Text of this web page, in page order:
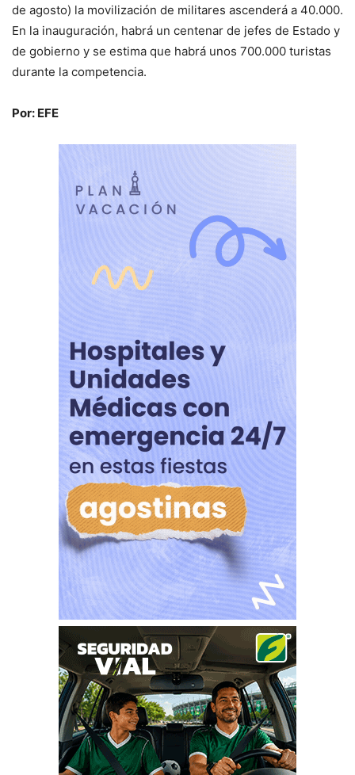
de agosto) la movilización de militares ascenderá a 40.000.
En la inauguración, habrá un centenar de jefes de Estado y
de gobierno y se estima que habrá unos 700.000 turistas
durante la competencia.
Por: EFE